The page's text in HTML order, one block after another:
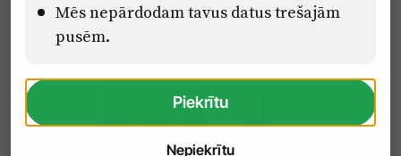
“Mācības mediju nozares speciālistu digitālās kompetences un
zināšanu pilnveidošanai” projektā Latvijas Mediju nozares
kompetenču centrs (2.2.1.5.i.0/2/24/A/CFLA/001).
Mēs nepārdodam tavus datus trešajām
pusēm.
Piekrītu
Nepiekrītu